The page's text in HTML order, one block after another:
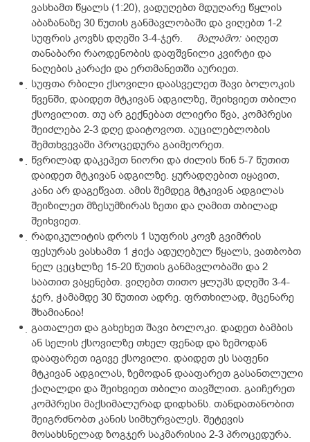
ვასხამთ წყალს (1:20), ვადუღებთ მდუღარე წყლის
აბაზანაზე 30 წუთის განმავლობაში და ვიღებთ 1-2
სუფრის კოვზს დღეში 3-4-ჯერ. მალამო: აიღეთ
თანაბარი რაოდენობის დაფშვნილი კვირტი და
ნაღების კარაქი და ერთმანეთში აურიეთ.
სუფთა რბილი ქსოვილი დაასველეთ შავი ბოლოკის
წვენში, დაიდეთ მტკივან ადგილზე, შეიხვიეთ თბილი
ქსოვილით. თუ არ გექნებათ ძლიერი წვა, კომპრესი
შეიძლება 2-3 დღე დაიტოვოთ. აუცილებლობის
შემთხვევაში პროცედურა გაიმეორეთ.
წვრილად დაკეპეთ ნიორი და ძილის წინ 5-7 წუთით
დაიდეთ მტკივან ადგილზე. ყურადღებით იყავით,
კანი არ დაგეწვათ. ამის შემდეგ მტკივან ადგილას
შეიზილეთ მზესუმზირას ზეთი და ღამით თბილად
შეიხვიეთ.
რადიკულიტის დროს 1 სუფრის კოვზ გვიმრის
ფესურას ვასხამთ 1 ჭიქა ადუღებულ წყალს, ვათბობთ
ნელ ცეცხლზე 15-20 წუთის განმავლობაში და 2
საათით ვაყენებთ. ვიღებთ თითო ყლუპს დღეში 3-4-
ჯერ, ჭამამდე 30 წუთით ადრე. ფრთხილად, მცენარე
შხამიანია!
გათალეთ და გახეხეთ შავი ბოლოკი. დადეთ ბამბის
ან სელის ქსოვილზე თხელ ფენად და ზემოდან
დააფარეთ იგივე ქსოვილი. დაიდეთ ეს საფენი
მტკივან ადგილას, ზემოდან დააფარეთ გასანთლული
ქაღალდი და შეიხვიეთ თბილი თავშლით. გაიჩერეთ
კომპრესი მაქსიმალურად დიდხანს. თანდათანობით
შეიგრძნობთ კანის სიმხურვალეს. შეტევის
მოსახსნელად ზოგჯერ საკმარისია 2-3 პროცედურა.